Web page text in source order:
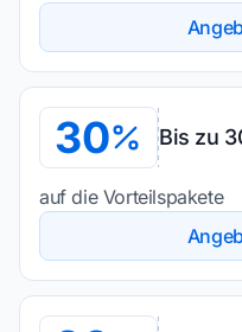
30 Bis zu
auf die Vorteilspakete